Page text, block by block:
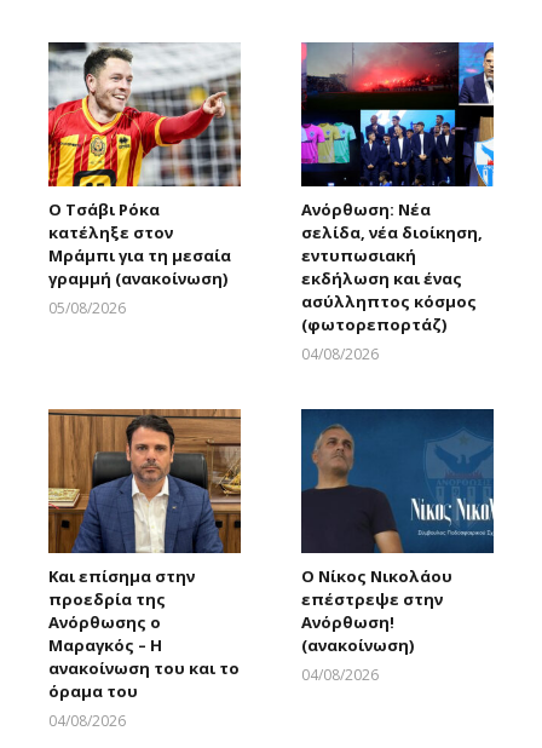
Ο Τσάβι Ρόκα
κατέληξε στον
Μράμπι για τη μεσαία
γραμμή (ανακοίνωση)
05/08/2026
Ανόρθωση: Νέα
σελίδα, νέα διοίκηση,
εντυπωσιακή
εκδήλωση και ένας
ασύλληπτος κόσμος
(φωτορεπορτάζ)
04/08/2026
Και επίσημα στην
προεδρία της
Ανόρθωσης ο
Μαραγκός – Η
ανακοίνωση του και το
όραμα του
04/08/2026
Ο Νίκος Νικολάου
επέστρεψε στην
Ανόρθωση!
(ανακοίνωση)
04/08/2026